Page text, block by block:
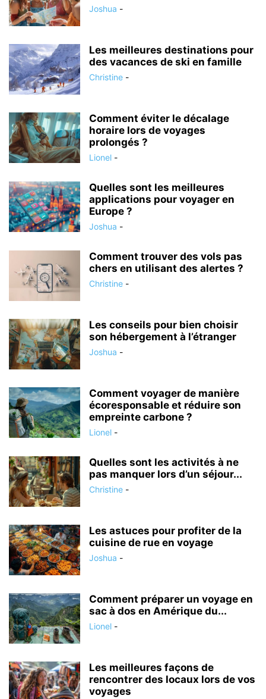
Joshua -
Les meilleures destinations pour
des vacances de ski en famille
Christine -
Comment éviter le décalage
horaire lors de voyages
prolongés ?
Lionel -
Quelles sont les meilleures
applications pour voyager en
Europe ?
Joshua -
Comment trouver des vols pas
chers en utilisant des alertes ?
Christine -
Les conseils pour bien choisir
son hébergement à l’étranger
Joshua -
Comment voyager de manière
écoresponsable et réduire son
empreinte carbone ?
Lionel -
Quelles sont les activités à ne
pas manquer lors d’un séjour...
Christine -
Les astuces pour profiter de la
cuisine de rue en voyage
Joshua -
Comment préparer un voyage en
sac à dos en Amérique du...
Lionel -
Les meilleures façons de
rencontrer des locaux lors de vos
voyages